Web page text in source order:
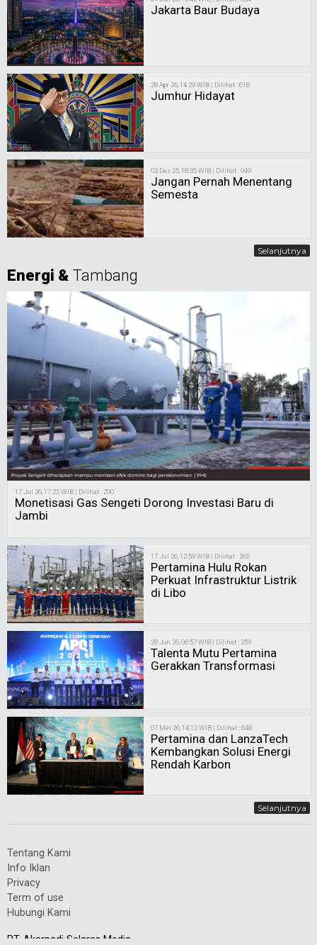
Jakarta Baur Budaya
28 Apr 26, 14:29 WIB | Dilihat : 618
Jumhur Hidayat
03 Des 25, 18:35 WIB | Dilihat : 949
Jangan Pernah Menentang
Semesta
Selanjutnya
Energi & Tambang
17 Jul 26, 17:25 WIB | Dilihat : 290
Monetisasi Gas Sengeti Dorong Investasi Baru di
Jambi
17 Jul 26, 12:59 WIB | Dilihat : 265
Pertamina Hulu Rokan
Perkuat Infrastruktur Listrik
di Libo
28 Jun 26, 06:57 WIB | Dilihat : 359
Talenta Mutu Pertamina
Gerakkan Transformasi
07 Mei 26, 14:12 WIB | Dilihat : 648
Pertamina dan LanzaTech
Kembangkan Solusi Energi
Rendah Karbon
Selanjutnya
Tentang Kami
Info Iklan
Privacy
Term of use
Hubungi Kami
PT. Akarpadi Selaras Media